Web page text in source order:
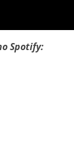
Spotify: